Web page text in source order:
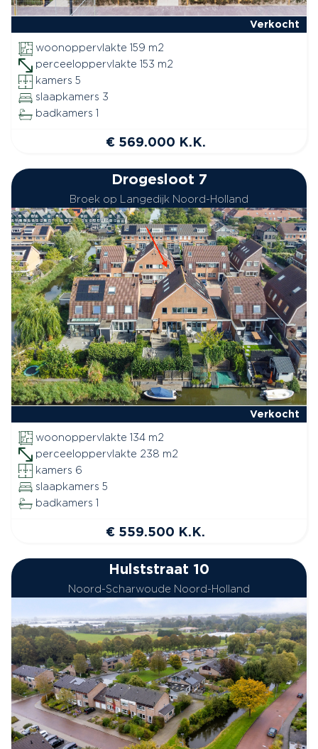
Verkocht
woonoppervlakte 159 m2
perceeloppervlakte 153 m2
kamers 5
slaapkamers 3
badkamers 1
€ 569.000 K.K.
Drogesloot 7
Broek op Langedijk Noord-Holland
Verkocht
woonoppervlakte 134 m2
perceeloppervlakte 238 m2
kamers 6
slaapkamers 5
badkamers 1
€ 559.500 K.K.
Hulststraat 10
Noord-Scharwoude Noord-Holland